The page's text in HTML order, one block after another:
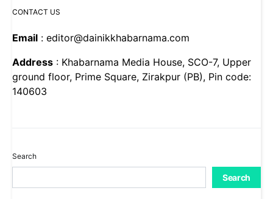
CONTACT US
Email : editor@dainikkhabarnama.com
Address : Khabarnama Media House, SCO-7, Upper
ground floor, Prime Square, Zirakpur (PB), Pin code:
140603
Search
Search